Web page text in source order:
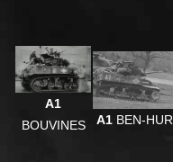
A1
BOUVINES
A1BEN-HUR